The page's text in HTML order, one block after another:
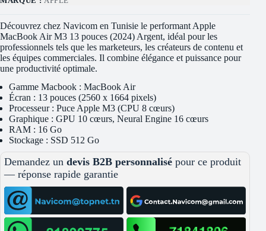
Découvrez chez Navicom en Tunisie le performant Apple
MacBook Air M3 13 pouces (2024) Argent, idéal pour les
professionnels tels que les marketeurs, les créateurs de contenu et
les équipes commerciales. Il combine élégance et puissance pour
une productivité optimale.
Gamme Macbook : MacBook Air
Écran : 13 pouces (2560 x 1664 pixels)
Processeur : Puce Apple M3 (CPU 8 cœurs)
Graphique : GPU 10 cœurs, Neural Engine 16 cœurs
RAM : 16 Go
Stockage : SSD 512 Go
Demandez un devis B2B personnalisé pour ce produit
— réponse rapide garantie